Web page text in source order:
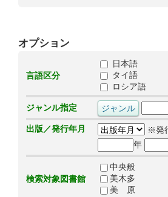
オプション
言語区分
日本語
タイ語
ロシア語
ジャンル指定
出版／発行年月
※発
年
検索対象図書館
中央般
美木多
美 原